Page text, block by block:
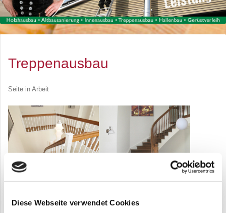
Diese Webseite verwendet Cookies
Treppenausbau
Seite in Arbeit